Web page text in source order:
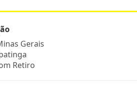
Gerais
Retiro